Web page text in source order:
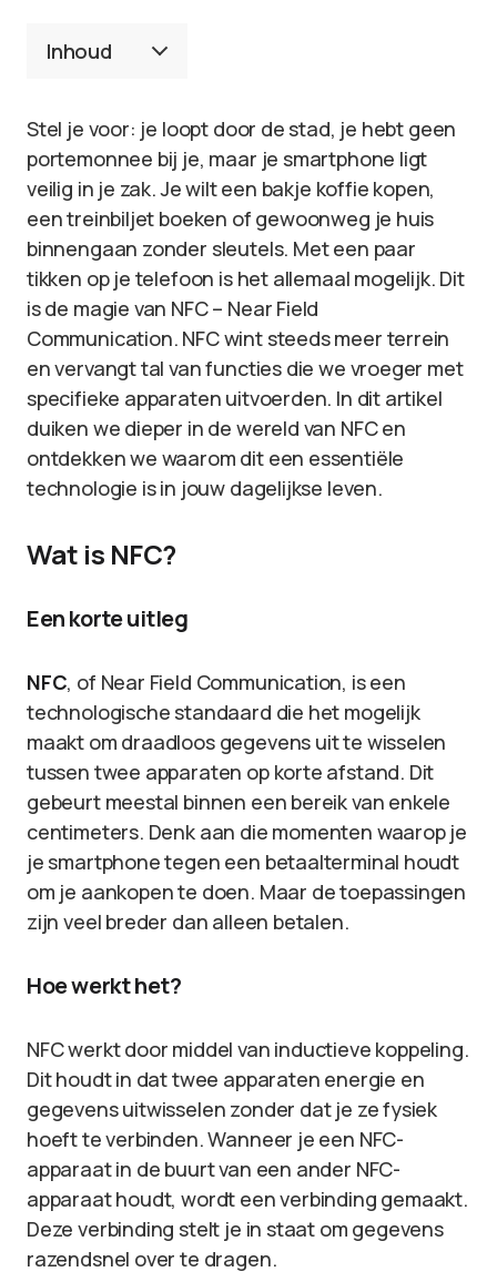
Inhoud
Stel je voor: je loopt door de stad, je hebt geen
portemonnee bij je, maar je smartphone ligt
veilig in je zak. Je wilt een bakje koffie kopen,
een treinbiljet boeken of gewoonweg je huis
binnengaan zonder sleutels. Met een paar
tikken op je telefoon is het allemaal mogelijk. Dit
is de magie van NFC – Near Field
Communication. NFC wint steeds meer terrein
en vervangt tal van functies die we vroeger met
specifieke apparaten uitvoerden. In dit artikel
duiken we dieper in de wereld van NFC en
ontdekken we waarom dit een essentiële
technologie is in jouw dagelijkse leven.
Wat is NFC?
Een korte uitleg
NFC, of Near Field Communication, is een
technologische standaard die het mogelijk
maakt om draadloos gegevens uit te wisselen
tussen twee apparaten op korte afstand. Dit
gebeurt meestal binnen een bereik van enkele
centimeters. Denk aan die momenten waarop je
je smartphone tegen een betaalterminal houdt
om je aankopen te doen. Maar de toepassingen
zijn veel breder dan alleen betalen.
Hoe werkt het?
NFC werkt door middel van inductieve koppeling.
Dit houdt in dat twee apparaten energie en
gegevens uitwisselen zonder dat je ze fysiek
hoeft te verbinden. Wanneer je een NFC-
apparaat in de buurt van een ander NFC-
apparaat houdt, wordt een verbinding gemaakt.
Deze verbinding stelt je in staat om gegevens
razendsnel over te dragen.